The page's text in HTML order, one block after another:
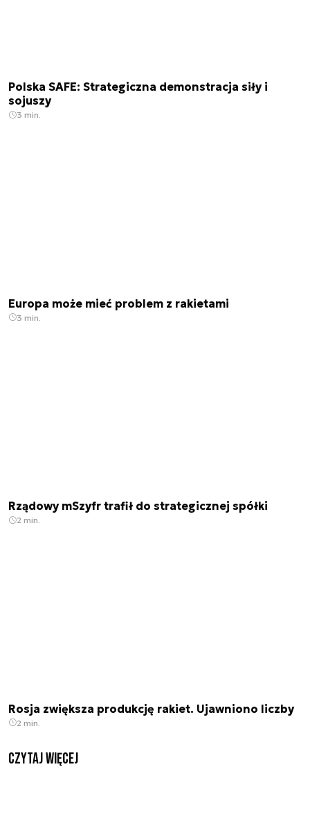
Polska SAFE: Strategiczna demonstracja siły i
sojuszy
3 min.
Europa może mieć problem z rakietami
3 min.
Rządowy mSzyfr trafił do strategicznej spółki
2 min.
Rosja zwiększa produkcję rakiet. Ujawniono liczby
2 min.
czytaj więcej